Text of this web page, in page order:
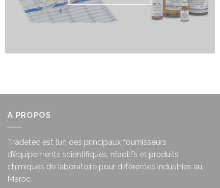
A PROPOS
Tradetec est l’un des principaux fournisseurs
d’équipements scientifiques, réactifs et produits
chimiques de laboratoire pour différentes industries au
Maroc.